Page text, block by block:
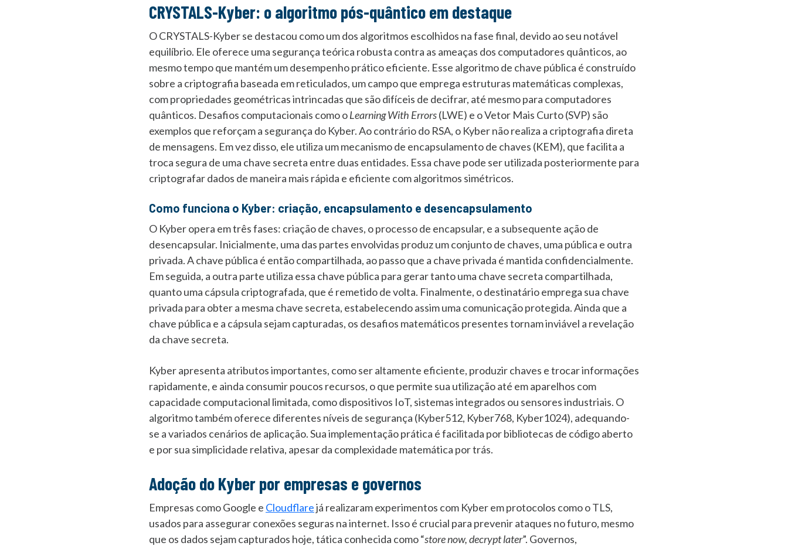
CRYSTALS-Kyber: o algoritmo pós-quântico em destaque
O CRYSTALS-Kyber se destacou como um dos algoritmos escolhidos na fase final, devido ao seu notável
equilíbrio. Ele oferece uma segurança teórica robusta contra as ameaças dos computadores quânticos, ao
mesmo tempo que mantém um desempenho prático eficiente. Esse algoritmo de chave pública é construído
sobre a criptografia baseada em reticulados, um campo que emprega estruturas matemáticas complexas,
com propriedades geométricas intrincadas que são difíceis de decifrar, até mesmo para computadores
quânticos. Desafios computacionais como oLearning With Errors(LWE) e o Vetor Mais Curto (SVP) são
exemplos que reforçam a segurança do Kyber. Ao contrário do RSA, o Kyber não realiza a criptografia direta
de mensagens. Em vez disso, ele utiliza um mecanismo de encapsulamento de chaves (KEM), que facilita a
troca segura de uma chave secreta entre duas entidades. Essa chave pode ser utilizada posteriormente para
criptografar dados de maneira mais rápida e eficiente com algoritmos simétricos.
Como funciona o Kyber: criação, encapsulamento e desencapsulamento
O Kyber opera em três fases: criação de chaves, o processo de encapsular, e a subsequente ação de
desencapsular. Inicialmente, uma das partes envolvidas produz um conjunto de chaves, uma pública e outra
privada. A chave pública é então compartilhada, ao passo que a chave privada é mantida confidencialmente.
Em seguida, a outra parte utiliza essa chave pública para gerar tanto uma chave secreta compartilhada,
quanto uma cápsula criptografada, que é remetido de volta. Finalmente, o destinatário emprega sua chave
privada para obter a mesma chave secreta, estabelecendo assim uma comunicação protegida. Ainda que a
chave pública e a cápsula sejam capturadas, os desafios matemáticos presentes tornam inviável a revelação
da chave secreta.
Kyber apresenta atributos importantes, como ser altamente eficiente, produzir chaves e trocar informações
rapidamente, e ainda consumir poucos recursos, o que permite sua utilização até em aparelhos com
capacidade computacional limitada, como dispositivos IoT, sistemas integrados ou sensores industriais. O
algoritmo também oferece diferentes níveis de segurança (Kyber512, Kyber768, Kyber1024), adequando-
se a variados cenários de aplicação. Sua implementação prática é facilitada por bibliotecas de código aberto
e por sua simplicidade relativa, apesar da complexidade matemática por trás.
Adoção do Kyber por empresas e governos
Empresas como Google e Cloudflarejá realizaram experimentos com Kyber em protocolos como o TLS,
usados para assegurar conexões seguras na internet. Isso é crucial para prevenir ataques no futuro, mesmo
que os dados sejam capturados hoje, tática conhecida como “store now, decrypt later”. Governos,